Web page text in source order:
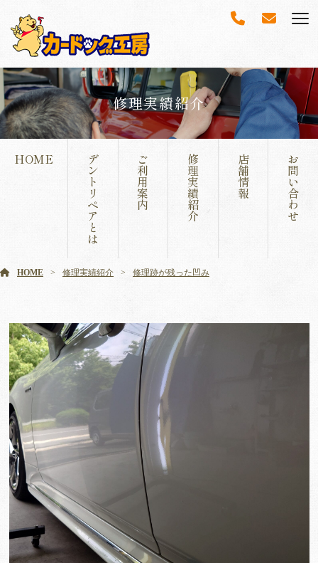
修理実績紹介
HOME デ
ン
ト
リ
ペ
ア
と
は
ご
利
用
案
内
修
理
実
績
紹
介
店
舗
情
報
お
問
い
合
わ
せ
HOME 修理実績紹介 修理跡が残った凹み